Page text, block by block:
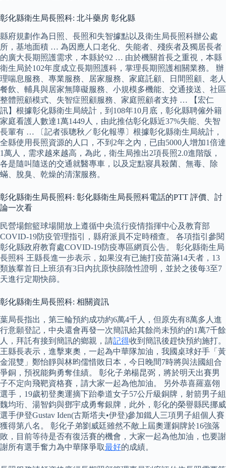
彰化縣衛生局長照科: 北斗藥房 彰化縣
縣府規劃作為日照、長照和失智據點以及衛生局長照科辦公處
所，基地面積 … 為因應人口老化、失能者、殘疾者及獨居長者
的廣大長期照護需求，本縣於92 … 由於機關首長之重視，本縣
衛生局於102年度成立長期照護科，掌理長期照護相關業務。 辦
理喘息服務、專業服務、居家服務、家庭託顧、日間照顧、老人
餐飲、輔具與居家無障礙服務、小規模多機能、交通接送、社區
整體照顧模式、失智症照顧服務、家庭照顧者支持 … 【宏仁
訊】根據彰化縣衛生局統計，到108年10月底，彰化縣聘僱外籍
家庭看護人數達1萬1449人，由此推估彰化縣近37%失能、失智
長輩有 … 〔記者張聰秋／彰化報導〕根據彰化縣衛生局統計，
全縣使用長照資源的人口，不到2年之內，已由5000人增加1倍達
1萬人，需求越來越高，為此，衛生局推出2項長照2.0進階版，
各是隨叫隨送的交通就醫專車，以及定點寢具殺菌、無毒、除
蟎、脫臭、乾燥的清潔服務。
彰化縣衛生局長照科: 彰化縣衛生局長照科電話的PTT 評價、討
論一次看
民營場館籃球場開放上遵循中央流行疫情指揮中心及教育部
COVID-19防疫管理指引，縣府派員不定時稽查。 各項指引參閱
彰化縣政府教育處COVID-19防疫專區網頁公告。 彰化縣衛生局
長照科 王縣長進一步表示，如果沒有已施打疫苗滿14天者，13
類族羣首日上班須有3日內抗原快篩陰性證明，並於之後每3至7
天進行定期快篩。
彰化縣衛生局長照科: 相關資訊
葉局長指出，第三輪預約成功約6萬4千人，但原先有8萬多人進
行意願登記，中央還會再發一次簡訊給其餘尚未預約的1萬7千餘
人，拜託有接到簡訊的鄉親，請記得收到簡訊後趕快預約施打。
王縣長表示，進擊東奧，一起為中華隊加油，我國桌球好手「黃
金混雙」鄭怡靜與林昀儒惜敗日本，今日晚間7時將與法國組合
爭銅，預祝能夠勇奪佳績。 彰化子弟楊昆弼，將於明天出賽男
子不定向飛靶資格賽，請大家一起為他加油。 另外恭喜羅嘉翎
選手，19歲初登奧運摘下跆拳道女子57公斤級銅牌，射箭男子組
魏均珩、湯智鈞與鄧宇成勇奪銀牌，此外，彰化的榮譽縣民挪威
選手伊登Gustav Iden(古斯塔夫•伊登)參加鐵人三項男子組個人賽
獲得第八名。 彰化子弟劉威廷雖然不敵上屆奧運銅牌於16強落
敗，目前等待是否有復活賽的機會，大家一起為他加油，也要謝
謝所有選手奮力為中華隊爭取最好的成績。